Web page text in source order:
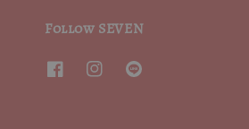
Follow SEVEN